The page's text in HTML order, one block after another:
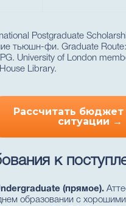
Postgraduate
тьюшн-фи. Graduate Route:
University of London
Library.
Рассчитать
ситуации →
к
(прямое).
образовании с